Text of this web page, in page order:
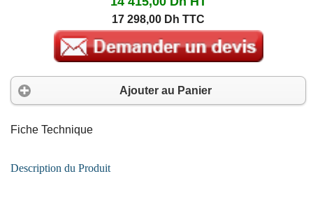
17 298,00 Dh TTC
Ajouter au Panier
Fiche Technique
Description du Produit